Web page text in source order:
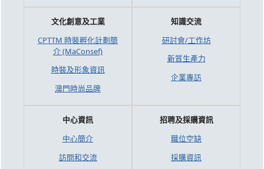
文化創意及工業
CPTTM 時裝孵化計劃簡
介 (MaConsef)
時裝及形象資訊
澳門時尚品牌
知識交流
研討會/工作坊
新質生產力
企業專訪
中心資訊
中心簡介
訪問和交流
招聘及採購資訊
職位空缺
採購資訊